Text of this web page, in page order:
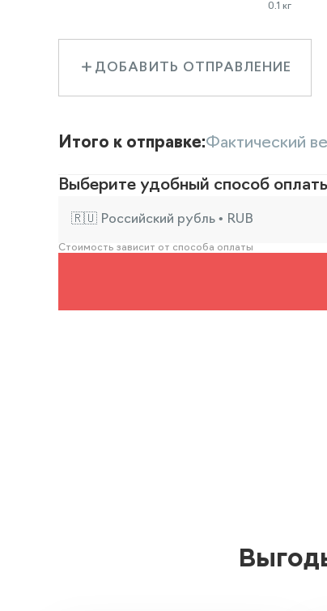
0.1 кг
ДОБАВИТЬ ОТПРАВЛЕНИЕ
Итого к отправке:Фактический
Выберите удобный способ
🇷🇺 Российский рубль • RUB
Стоимость зависит от способа оплаты